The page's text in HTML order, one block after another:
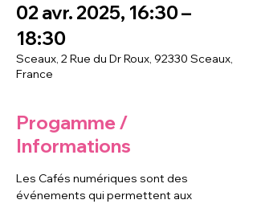
02 avr. 2025, 16:30 –
18:30
Sceaux, 2 Rue du Dr Roux, 92330 Sceaux,
France
Progamme /
Informations
Les Cafés numériques sont des
événements qui permettent aux